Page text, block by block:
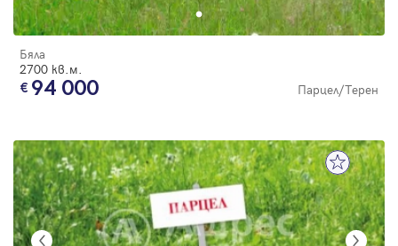
Бяла
2700 кв.м.
94 000 Парцел/Терен